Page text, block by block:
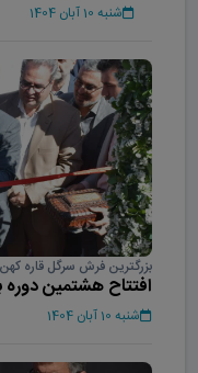
شنبه 10 آبان 1404
بزرگترین فرش سرگل قاره کهن
افتتاح هشتمین
محلات
شنبه 10 آبان 1404